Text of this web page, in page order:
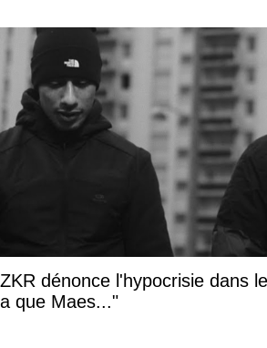
ZKR dénonce l'hypocrisie dans
a que Maes..."